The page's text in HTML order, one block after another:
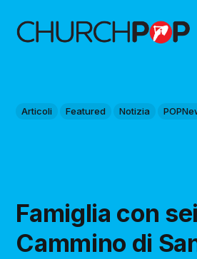
Articoli Featured Notizia
Famiglia con
Cammino di